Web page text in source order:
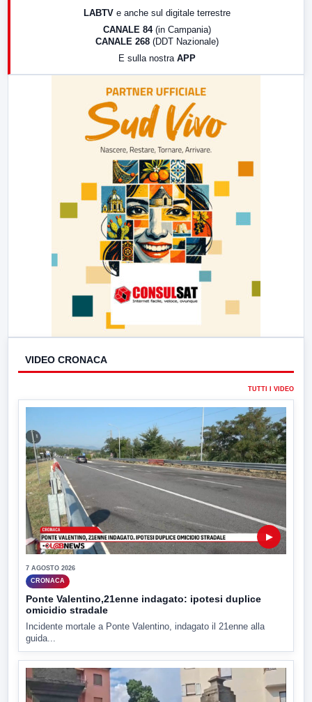
LABTV e anche sul digitale terrestre
CANALE 84 (in Campania)
CANALE 268 (DDT Nazionale)
E sulla nostra APP
VIDEO CRONACA
TUTTI I VIDEO
▶
7 AGOSTO 2026
CRONACA
Ponte Valentino,21enne indagato: ipotesi duplice
omicidio stradale
Incidente mortale a Ponte Valentino, indagato il 21enne alla
guida...